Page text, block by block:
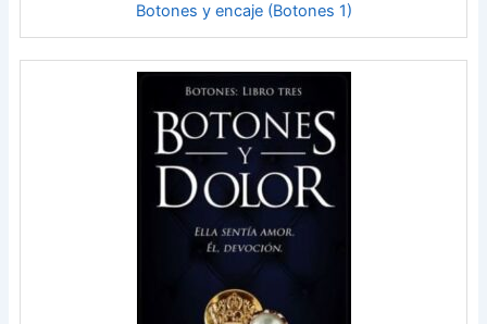
Botones y encaje (Botones 1)